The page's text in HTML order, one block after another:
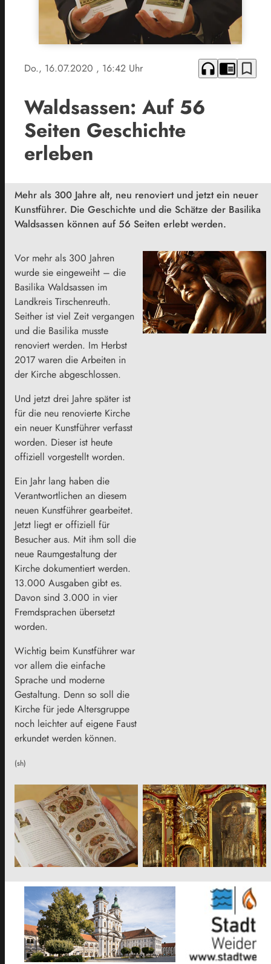
Do., 16.07.2020 , 16:42 Uhr headphones chrome_reader_mode bookmark_border
Waldsassen: Auf 56
Seiten Geschichte
erleben
Mehr als 300 Jahre alt, neu renoviert und jetzt ein neuer
Kunstführer. Die Geschichte und die Schätze der Basilika
Waldsassen können auf 56 Seiten erlebt werden.
Vor mehr als 300 Jahren
wurde sie eingeweiht – die
Basilika Waldsassen im
Landkreis Tirschenreuth.
Seither ist viel Zeit vergangen
und die Basilika musste
renoviert werden. Im Herbst
2017 waren die Arbeiten in
der Kirche abgeschlossen.
Und jetzt drei Jahre später ist
für die neu renovierte Kirche
ein neuer Kunstführer verfasst
worden. Dieser ist heute
offiziell vorgestellt worden.
Ein Jahr lang haben die
Verantwortlichen an diesem
neuen Kunstführer gearbeitet.
Jetzt liegt er offiziell für
Besucher aus. Mit ihm soll die
neue Raumgestaltung der
Kirche dokumentiert werden.
13.000 Ausgaben gibt es.
Davon sind 3.000 in vier
Fremdsprachen übersetzt
worden.
Wichtig beim Kunstführer war
vor allem die einfache
Sprache und moderne
Gestaltung. Denn so soll die
Kirche für jede Altersgruppe
noch leichter auf eigene Faust
erkundet werden können.
(sh)